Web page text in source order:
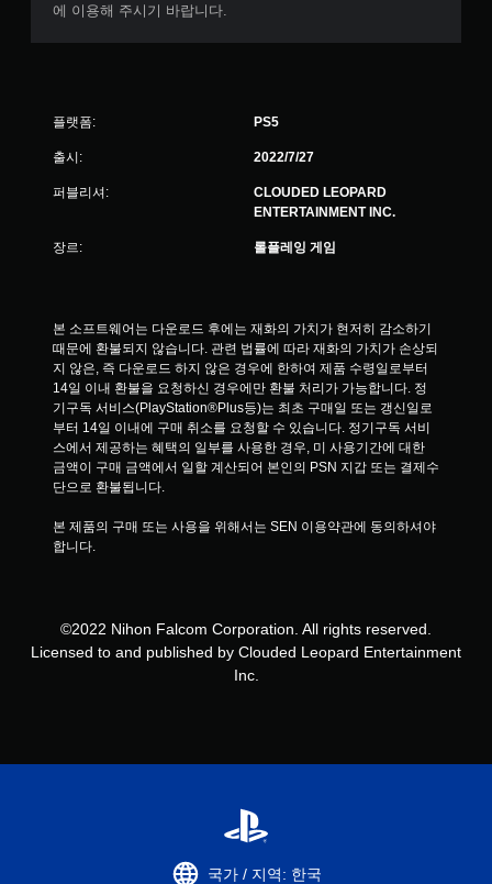
에 이용해 주시기 바랍니다.
플랫폼: PS5
출시: 2022/7/27
퍼블리셔:
CLOUDED LEOPARD
ENTERTAINMENT INC.
장르: 롤플레잉 게임
본 소프트웨어는 다운로드 후에는 재화의 가치가 현저히 감소하기
때문에 환불되지 않습니다. 관련 법률에 따라 재화의 가치가 손상되
지 않은, 즉 다운로드 하지 않은 경우에 한하여 제품 수령일로부터
14일 이내 환불을 요청하신 경우에만 환불 처리가 가능합니다. 정
기구독 서비스(PlayStation®Plus등)는 최초 구매일 또는 갱신일로
부터 14일 이내에 구매 취소를 요청할 수 있습니다. 정기구독 서비
스에서 제공하는 혜택의 일부를 사용한 경우, 미 사용기간에 대한
금액이 구매 금액에서 일할 계산되어 본인의 PSN 지갑 또는 결제수
단으로 환불됩니다.
본 제품의 구매 또는 사용을 위해서는 SEN 이용약관에 동의하셔야
합니다.
©2022 Nihon Falcom Corporation. All rights reserved.
Licensed to and published by Clouded Leopard Entertainment
Inc.
국가 / 지역: 한국